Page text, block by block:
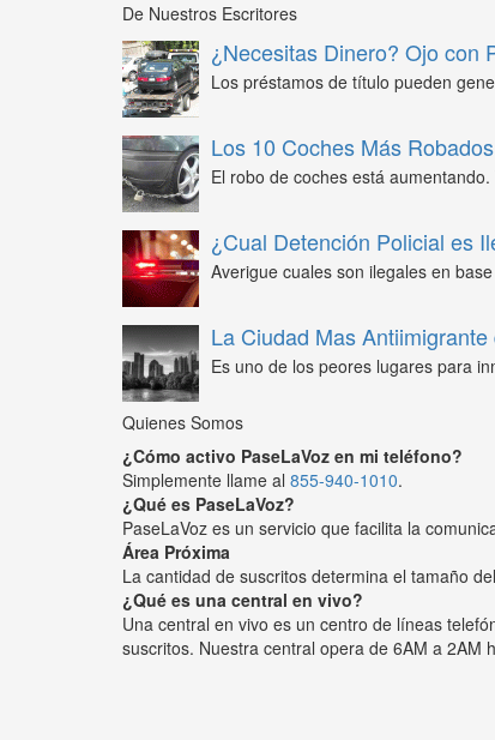
De Nuestros Escritores
¿Necesitas Dinero? Ojo con
Los préstamos de título pueden
Los 10 Coches Más
El robo de coches está
¿Cual Detención Policial es
Averigue cuales son ilegales en
La Ciudad Mas Antiimigrante
Es uno de los peores lugares para
Quienes Somos
¿Cómo activo PaseLaVoz en mi teléfono?
Simplemente llame al 855-940-1010.
¿Qué es PaseLaVoz?
PaseLaVoz es un servicio que facilita la
Área Próxima
La cantidad de suscritos determina el tamaño
¿Qué es una central en vivo?
Una central en vivo es un centro de líneas
suscritos. Nuestra central opera de 6AM a 2AM